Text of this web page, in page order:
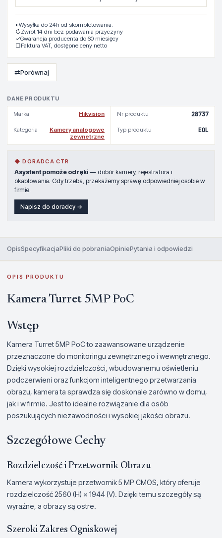
DANE PRODUKTU
Marka Hikvision Nr produktu 28737
Kategoria
Kamery analogowe
zewnetrzne
Typ produktu EOL
◆ DORADCA CTR
Asystent pomoże od ręki — dobór kamery, rejestratora i
okablowania. Gdy trzeba, przekażemy sprawę odpowiedniej osobie w
firmie.
Napisz do doradcy →
◐ Wysyłka do 24h od skompletowania.
↻Zwrot 14 dni bez podawania przyczyny
✓Gwarancja producenta do 60 miesięcy
▢Faktura VAT, dostępne ceny netto
⇄Porównaj
OpisSpecyfikacjaPliki do pobraniaOpiniePytania i odpowiedzi
OPIS PRODUKTU
Kamera Turret 5MP PoC
Wstęp
Kamera Turret 5MP PoC to zaawansowane urządzenie
przeznaczone do monitoringu zewnętrznego i wewnętrznego.
Dzięki wysokiej rozdzielczości, wbudowanemu oświetleniu
podczerwieni oraz funkcjom inteligentnego przetwarzania
obrazu, kamera ta sprawdza się doskonale zarówno w domu,
jak i w firmie. Jest to idealne rozwiązanie dla osób
poszukujących niezawodności i wysokiej jakości obrazu.
Szczegółowe Cechy
Rozdzielczość i Przetwornik Obrazu
Kamera wykorzystuje przetwornik 5 MP CMOS, który oferuje
rozdzielczość 2560 (H) × 1944 (V). Dzięki temu szczegóły są
wyraźne, a obrazy są ostre.
Szeroki Zakres Ogniskowej